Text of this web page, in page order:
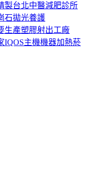
製台北中醫減肥診所
石拋光養護
生產塑膠射出工廠
IQOS主機機器加熱菸